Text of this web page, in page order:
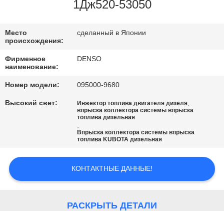
СВЯЖИТЕСЬ
СПРОСИТЕ
ЦИТАТУ
КАРТА
POLICY
1Дж520-53050
Место
происхождения:
сделанный в Японии
Фирменное
наименование:
DENSO
Номер модели: 095000-9680
Высокий свет: Инжектор топлива двигателя дизеля,
впрыска коллектора системы впрыска
топлива дизельная
,
Впрыска коллектора системы впрыска
топлива KUBOTA дизельная
КОНТАКТНЫЕ ДАННЫЕ!
РАСКРЫТЬ ДЕТАЛИ